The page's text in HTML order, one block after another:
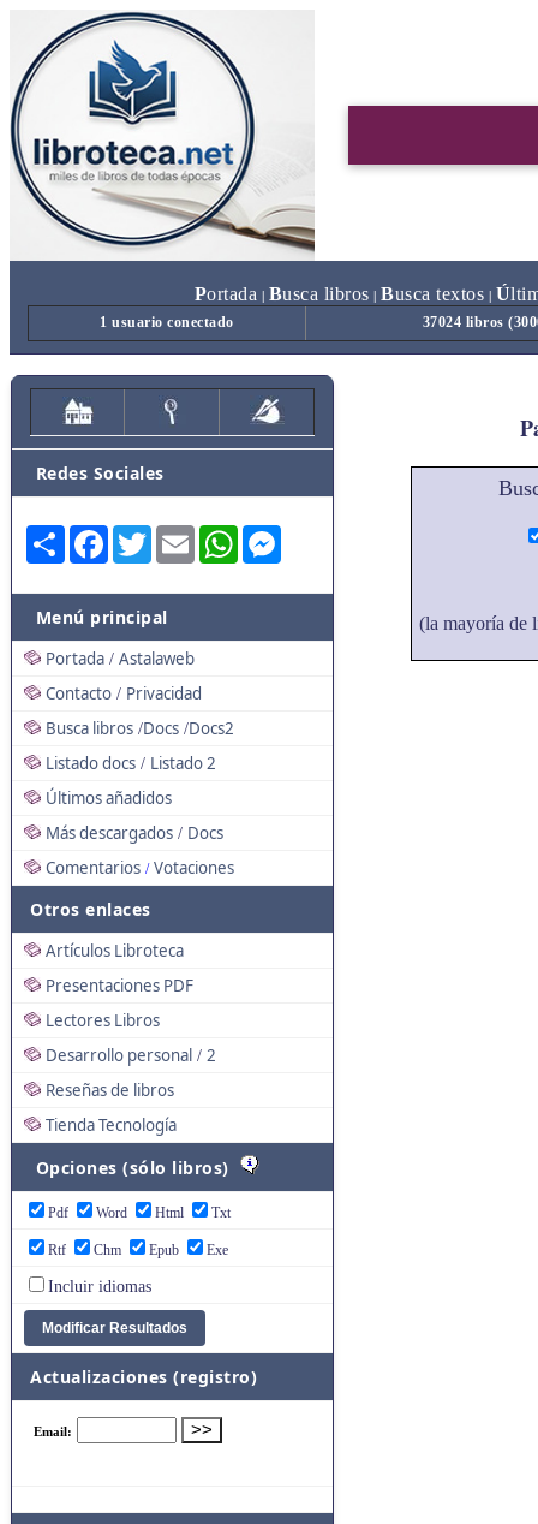
Portada Busca libros Busca textos Ú
1 usuario conectado 37024 libros
Redes Sociales
Share FacebookTwitterEmail WhatsApp
Menú principal
Portada / Astalaweb
Contacto / Privacidad
Busca libros /Docs /Docs2
Listado docs / Listado 2
Últimos añadidos
Más descargados / Docs
Comentarios / Votaciones
Otros enlaces
Artículos Libroteca
Presentaciones PDF
Lectores Libros
Desarrollo personal / 2
Reseñas de libros
Tienda Tecnología
Opciones (sólo libros)
Pdf Word Html Txt
Rtf Chm Epub Exe
Incluir idiomas
Actualizaciones (registro)
(la mayoría de